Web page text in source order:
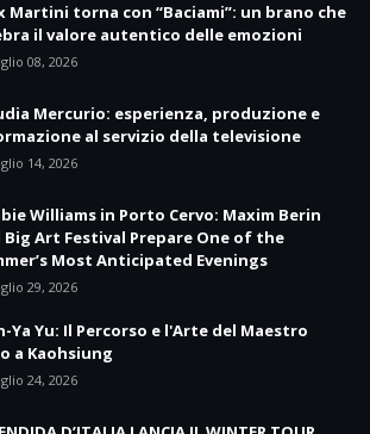
Martini torna con “Baciami”: un brano che
il valore autentico delle emozioni
08, 2026
Mercurio: esperienza, produzione e
al servizio della televisione
14, 2026
Williams in Porto Cervo: Maxim Berin
Big Art Festival Prepare One of the
Most Anticipated Evenings
29, 2026
Ya Yu: Il Percorso e l'Arte del Maestro
a Kaohsiung
24, 2026